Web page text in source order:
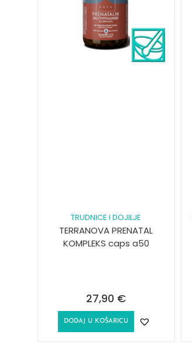
TRUDNICE I DOJILJE
TERRANOVA PRENATAL
KOMPLEKS caps a50
27,90 €
DODAJ U KOŠARICU